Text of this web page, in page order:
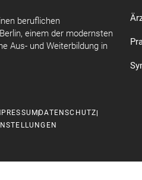
beruflichen
einem der modernsten
Aus- und Weiterbildung in
DATENSCHUTZ